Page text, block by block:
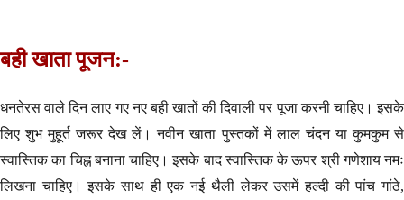
बही खाता पूजन:-
धनतेरस वाले दिन लाए गए नए बही खातों की दिवाली पर पूजा करनी चाहिए। इसके
लिए शुभ मुहूर्त जरूर देख लें। नवीन खाता पुस्तकों में लाल चंदन या कुमकुम से
स्वास्तिक का चिह्न बनाना चाहिए। इसके बाद स्वास्तिक के ऊपर श्री गणेशाय नमः
लिखना चाहिए। इसके साथ ही एक नई थैली लेकर उसमें हल्दी की पांच गांठे,